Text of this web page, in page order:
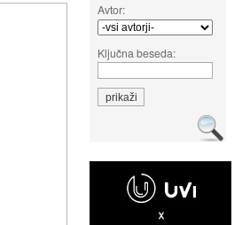
Avtor:
Ključna beseda: